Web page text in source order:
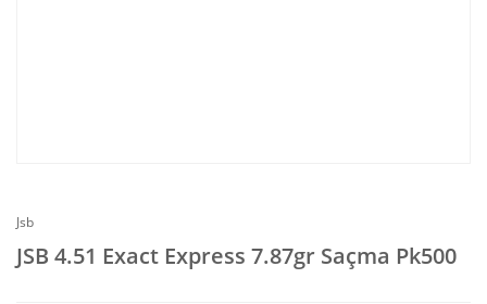
Jsb
JSB 4.51 Exact Express 7.87gr Saçma Pk500